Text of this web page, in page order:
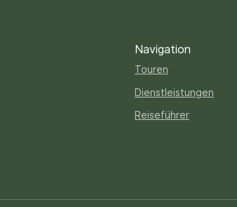
Navigation
Reiseführer
Dienstleistungen
Touren